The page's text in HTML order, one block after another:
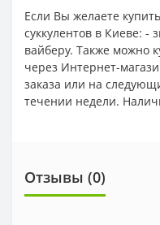
Если Вы желаете
суккулентов в Киеве: -
вайберу. Также можно
через Интернет-
заказа или на
течении недели.
Отзывы (0)